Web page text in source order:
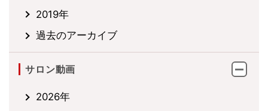
2019年
過去のアーカイブ
サロン動画
2026年